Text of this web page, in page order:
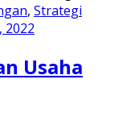
, Strategi
2022
Usaha